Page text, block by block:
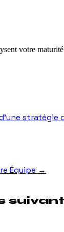
votre
d'une stratégie
Équipe →